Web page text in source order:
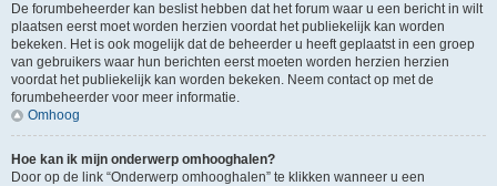
De forumbeheerder kan beslist hebben dat het forum waar u een bericht in wilt
plaatsen eerst moet worden herzien voordat het publiekelijk kan worden
bekeken. Het is ook mogelijk dat de beheerder u heeft geplaatst in een groep
van gebruikers waar hun berichten eerst moeten worden herzien herzien
voordat het publiekelijk kan worden bekeken. Neem contact op met de
forumbeheerder voor meer informatie.
Omhoog
Hoe kan ik mijn onderwerp omhooghalen?
Door op de link “Onderwerp omhooghalen” te klikken wanneer u een